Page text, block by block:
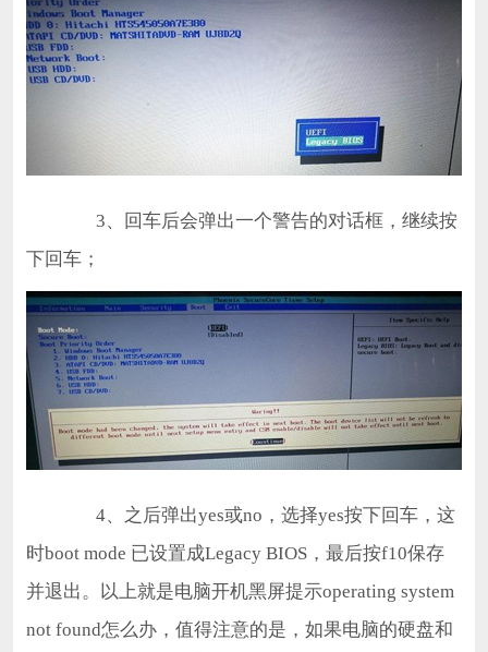
3、回车后会弹出一个警告的对话框，继续按
下回车；
4、之后弹出yes或no，选择yes按下回车，这
时boot mode 已设置成Legacy BIOS，最后按f10保存
并退出。以上就是电脑开机黑屏提示operating system
not found怎么办，值得注意的是，如果电脑的硬盘和